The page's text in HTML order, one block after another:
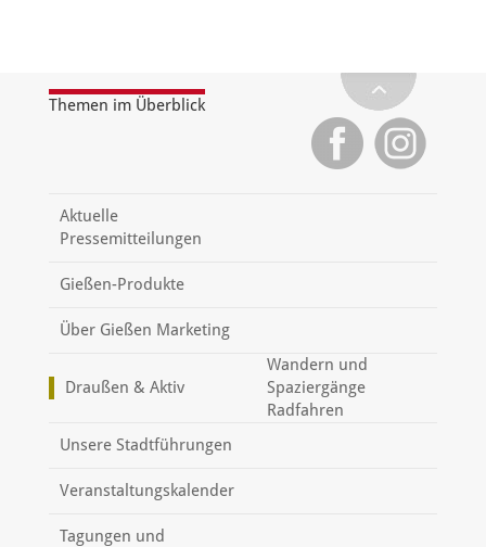
Themen im Überblick
Aktuelle
Pressemitteilungen
Gießen-Produkte
Über Gießen Marketing
Draußen & Aktiv
Wandern und
Spaziergänge
Radfahren
Unsere Stadtführungen
Veranstaltungskalender
Tagungen und